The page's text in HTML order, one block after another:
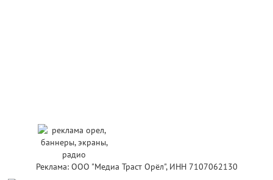
Реклама: ООО "Медиа Траст Орёл", ИНН 7107062130